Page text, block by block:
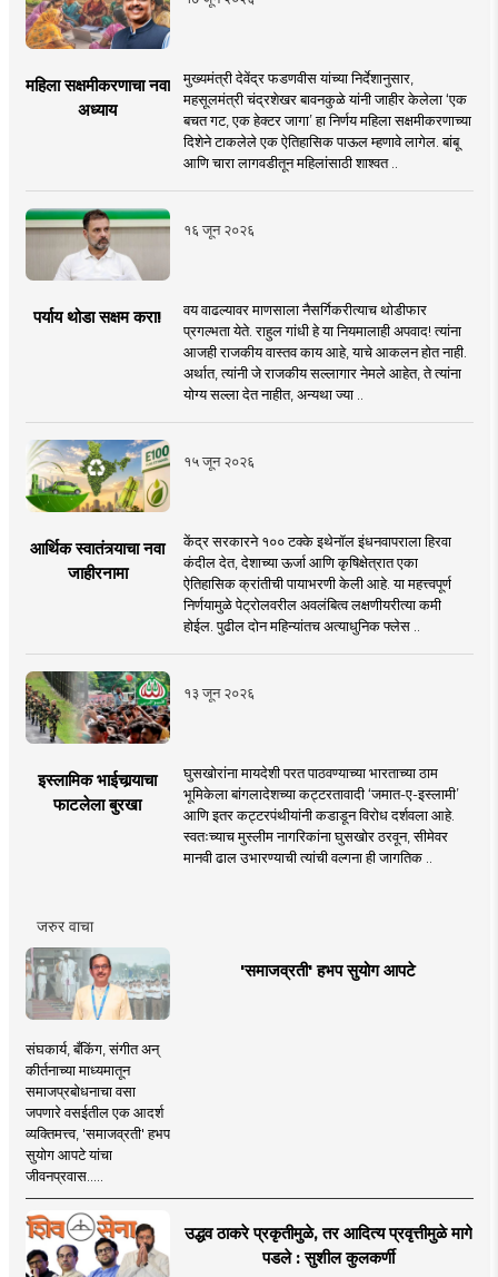
महिला सक्षमीकरणाचा नवा
अध्याय
मुख्यमंत्री देवेंद्र फडणवीस यांच्या निर्देशानुसार,
महसूलमंत्री चंद्रशेखर बावनकुळे यांनी जाहीर केलेला ‘एक
बचत गट, एक हेक्टर जागा’ हा निर्णय महिला सक्षमीकरणाच्या
दिशेने टाकलेले एक ऐतिहासिक पाऊल म्हणावे लागेल. बांबू
आणि चारा लागवडीतून महिलांसाठी शाश्वत ..
१६ जून २०२६
पर्याय थोडा सक्षम करा!
वय वाढल्यावर माणसाला नैसर्गिकरीत्याच थोडीफार
प्रगल्भता येते. राहुल गांधी हे या नियमालाही अपवाद! त्यांना
आजही राजकीय वास्तव काय आहे, याचे आकलन होत नाही.
अर्थात, त्यांनी जे राजकीय सल्लागार नेमले आहेत, ते त्यांना
योग्य सल्ला देत नाहीत, अन्यथा ज्या ..
१५ जून २०२६
आर्थिक स्वातंत्र्याचा नवा
जाहीरनामा
केंद्र सरकारने १०० टक्के इथेनॉल इंधनवापराला हिरवा
कंदील देत, देशाच्या ऊर्जा आणि कृषिक्षेत्रात एका
ऐतिहासिक क्रांतीची पायाभरणी केली आहे. या महत्त्वपूर्ण
निर्णयामुळे पेट्रोलवरील अवलंबित्व लक्षणीयरीत्या कमी
होईल. पुढील दोन महिन्यांतच अत्याधुनिक फ्लेस ..
१३ जून २०२६
इस्लामिक भाईचार्‍याचा
फाटलेला बुरखा
घुसखोरांना मायदेशी परत पाठवण्याच्या भारताच्या ठाम
भूमिकेला बांगलादेशच्या कट्टरतावादी ‘जमात-ए-इस्लामी’
आणि इतर कट्टरपंथीयांनी कडाडून विरोध दर्शवला आहे.
स्वतःच्याच मुस्लीम नागरिकांना घुसखोर ठरवून, सीमेवर
मानवी ढाल उभारण्याची त्यांची वल्गना ही जागतिक ..
जरुर वाचा
'समाजव्रती' हभप सुयोग आपटे
संघकार्य, बँकिंग, संगीत अन्
कीर्तनाच्या माध्यमातून
समाजप्रबोधनाचा वसा
जपणारे वसईतील एक आदर्श
व्यक्तिमत्त्व, 'समाजव्रती' हभप
सुयोग आपटे यांचा
जीवनप्रवास.....
उद्धव ठाकरे प्रकृतीमुळे, तर आदित्य प्रवृत्तीमुळे मागे
पडले : सुशील कुलकर्णी